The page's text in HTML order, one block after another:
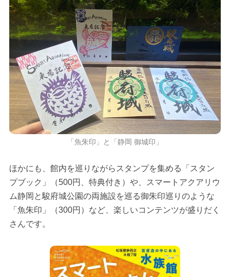
「魚朱印」と「静岡 御城印」
ほかにも、館内を巡りながらスタンプを集める「スタン
プブック」（500円、特典付き）や、スマートアクアリウ
ム静岡と駿府城公園の両施設を巡る御朱印巡りのような
「魚朱印」（300円）など、楽しいコンテンツが盛りだく
さんです。